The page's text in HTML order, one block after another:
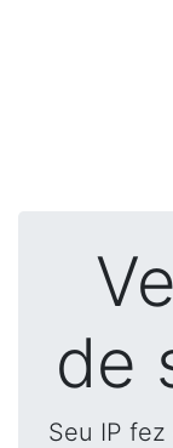
de
Seu IP